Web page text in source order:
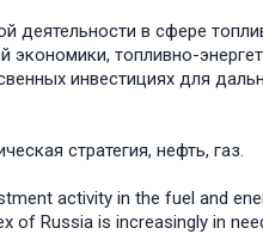
деятельности в сфере
топливно-
инвестициях для
стратегия, нефть, газ.
activity in the fuel and
of Russia is increasingly in